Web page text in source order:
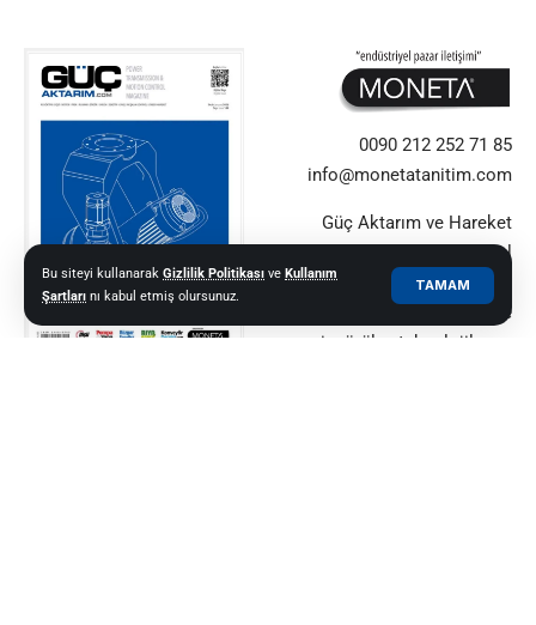
Bu siteyi kullanarak Gizlilik Politikası ve Kullanım
Şartları nı kabul etmiş olursunuz.
TAMAM
0090 212 252 71 85
info@monetatanitim.com
Güç Aktarım ve Hareket
Kontrol alanındaki küresel
yeniliklerin güvenilir adresi.
Sektör profesyonellerine
içgörüler, teknolojiler ve